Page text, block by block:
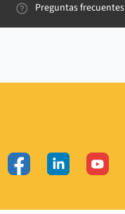
Preguntas frecuentes